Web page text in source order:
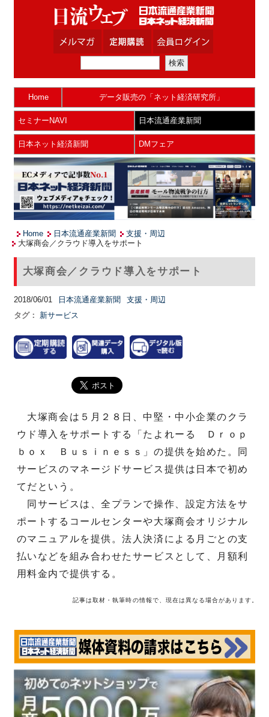
Home データ販売の「ネット経済研究所」
セミナーNAVI 日本流通産業新聞
日本ネット経済新聞 DMフェア
Home 日本流通産業新聞
支援・周辺
大塚商会／クラウド導入をサポート
大塚商会／クラウド導入をサポート
2018/06/01 日本流通産業新聞
支援・周辺
タグ：
新サービス
大塚商会は５月２８日、中堅・中小企業のクラ
ウド導入をサポートする「たよれーる Ｄｒｏｐ
ｂｏｘ Ｂｕｓｉｎｅｓｓ」の提供を始めた。同
サービスのマネージドサービス提供は日本で初め
てだという。
同サービスは、全プランで操作、設定方法をサ
ポートするコールセンターや大塚商会オリジナル
のマニュアルを提供。法人決済による月ごとの支
払いなどを組み合わせたサービスとして、月額利
用料金内で提供する。
記事は取材・執筆時の情報で、現在は異なる場合があります。